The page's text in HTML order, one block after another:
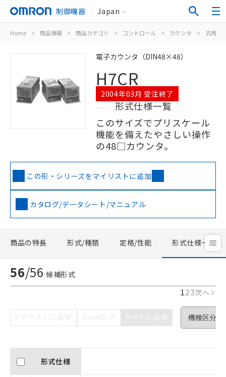
制御機器 Japan
Home > 商品情報 > 商品カテゴリ > コントロール > カウンタ > 汎用電
電子カウンタ（DIN48×48）
H7CR
2004年03月 受注終了
形式仕様一覧
このサイズでプリスケール
機能を備えたやさしい操作
の48□カウンタ。
この形・シリーズをマイリストに追加
カタログ/データシート/マニュアル
商品の特長 形式/種類 定格/性能 形式仕様一覧
56/56 候補形式
123次へ
マイリストに追加 Excel出力 カートに追加
形式仕様